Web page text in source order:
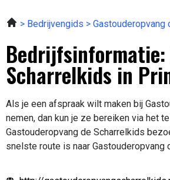
Bedrijvengids Gastouderopvang
Bedrijfsinformatie:
Scharrelkids in
Als je een afspraak wilt maken bij
nemen, dan kun je ze bereiken via het
Gastouderopvang de Scharrelkids
snelste route is naar Gastouderopvang